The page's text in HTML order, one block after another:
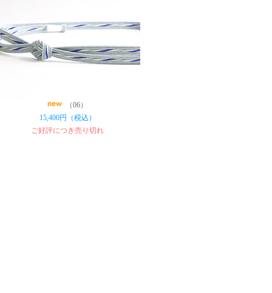
（06）
15,400円（税込）
ご好評につき売り切れ